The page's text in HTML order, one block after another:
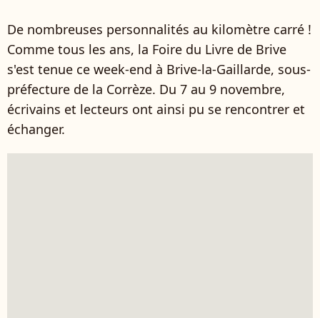
De nombreuses personnalités au kilomètre carré !
Comme tous les ans, la Foire du Livre de Brive
s'est tenue ce week-end à Brive-la-Gaillarde, sous-
préfecture de la Corrèze. Du 7 au 9 novembre,
écrivains et lecteurs ont ainsi pu se rencontrer et
échanger.